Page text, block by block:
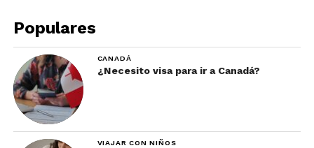
Populares
CANADÁ
¿Necesito visa para ir a Canadá?
VIAJAR CON NIÑOS